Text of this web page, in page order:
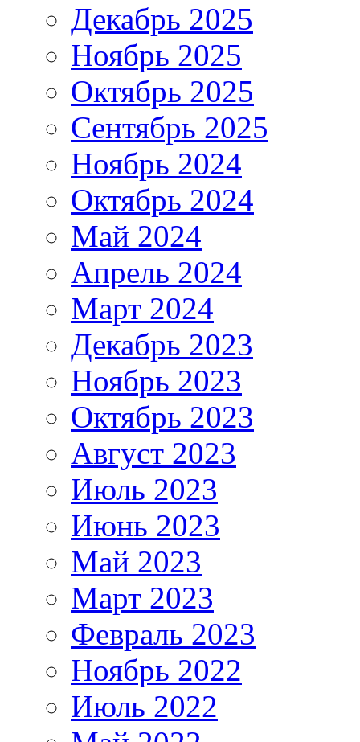
Декабрь 2025
Ноябрь 2025
Октябрь 2025
Сентябрь 2025
Ноябрь 2024
Октябрь 2024
Май 2024
Апрель 2024
Март 2024
Декабрь 2023
Ноябрь 2023
Октябрь 2023
Август 2023
Июль 2023
Июнь 2023
Май 2023
Март 2023
Февраль 2023
Ноябрь 2022
Июль 2022